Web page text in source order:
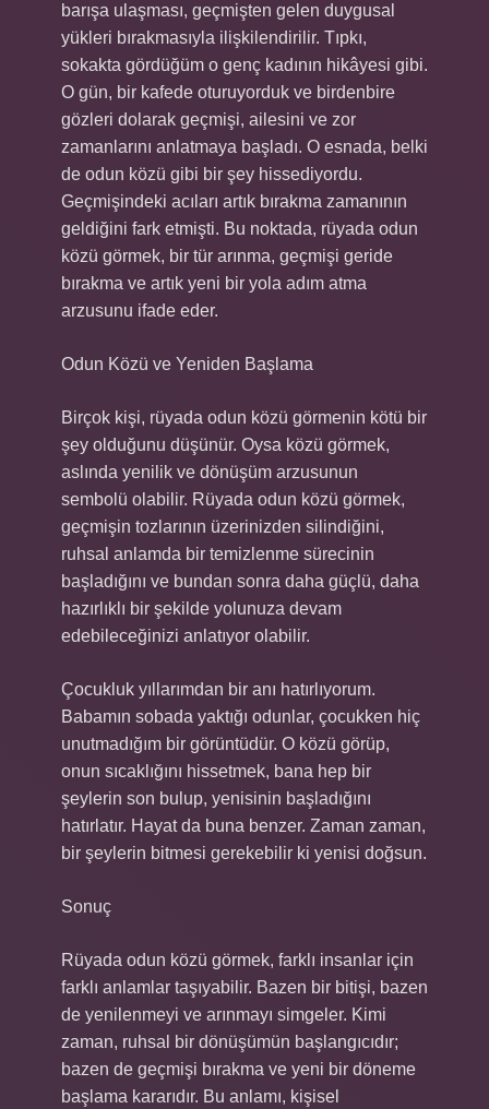
barışa ulaşması, geçmişten gelen duygusal
yükleri bırakmasıyla ilişkilendirilir. Tıpkı,
sokakta gördüğüm o genç kadının hikâyesi gibi.
O gün, bir kafede oturuyorduk ve birdenbire
gözleri dolarak geçmişi, ailesini ve zor
zamanlarını anlatmaya başladı. O esnada, belki
de odun közü gibi bir şey hissediyordu.
Geçmişindeki acıları artık bırakma zamanının
geldiğini fark etmişti. Bu noktada, rüyada odun
közü görmek, bir tür arınma, geçmişi geride
bırakma ve artık yeni bir yola adım atma
arzusunu ifade eder.
Odun Közü ve Yeniden Başlama
Birçok kişi, rüyada odun közü görmenin kötü bir
şey olduğunu düşünür. Oysa közü görmek,
aslında yenilik ve dönüşüm arzusunun
sembolü olabilir. Rüyada odun közü görmek,
geçmişin tozlarının üzerinizden silindiğini,
ruhsal anlamda bir temizlenme sürecinin
başladığını ve bundan sonra daha güçlü, daha
hazırlıklı bir şekilde yolunuza devam
edebileceğinizi anlatıyor olabilir.
Çocukluk yıllarımdan bir anı hatırlıyorum.
Babamın sobada yaktığı odunlar, çocukken hiç
unutmadığım bir görüntüdür. O közü görüp,
onun sıcaklığını hissetmek, bana hep bir
şeylerin son bulup, yenisinin başladığını
hatırlatır. Hayat da buna benzer. Zaman zaman,
bir şeylerin bitmesi gerekebilir ki yenisi doğsun.
Sonuç
Rüyada odun közü görmek, farklı insanlar için
farklı anlamlar taşıyabilir. Bazen bir bitişi, bazen
de yenilenmeyi ve arınmayı simgeler. Kimi
zaman, ruhsal bir dönüşümün başlangıcıdır;
bazen de geçmişi bırakma ve yeni bir döneme
başlama kararıdır. Bu anlamı, kişisel